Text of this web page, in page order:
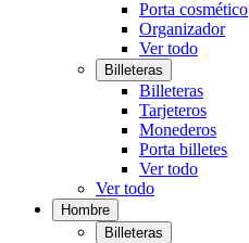
Porta cosmético
Organizador
Ver todo
Billeteras
Billeteras
Tarjeteros
Monederos
Porta billetes
Ver todo
Ver todo
Hombre
Billeteras